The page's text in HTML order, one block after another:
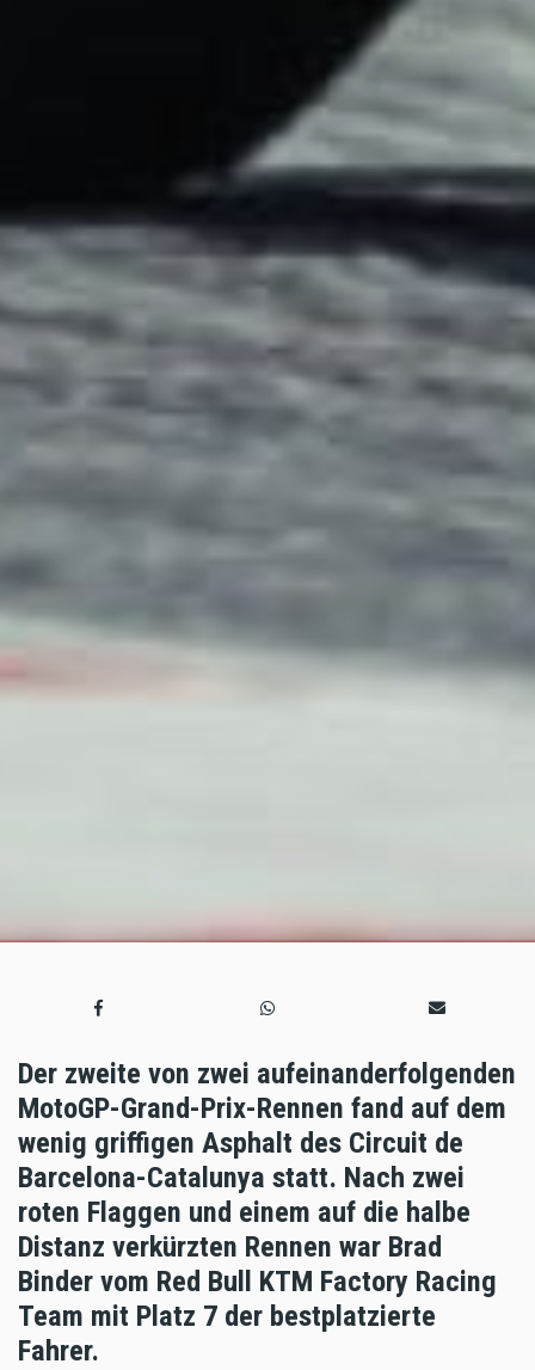
Der zweite von zwei aufeinanderfolgenden
MotoGP-Grand-Prix-Rennen fand auf dem
wenig griffigen Asphalt des Circuit de
Barcelona-Catalunya statt. Nach zwei
roten Flaggen und einem auf die halbe
Distanz verkürzten Rennen war Brad
Binder vom Red Bull KTM Factory Racing
Team mit Platz 7 der bestplatzierte
Fahrer.